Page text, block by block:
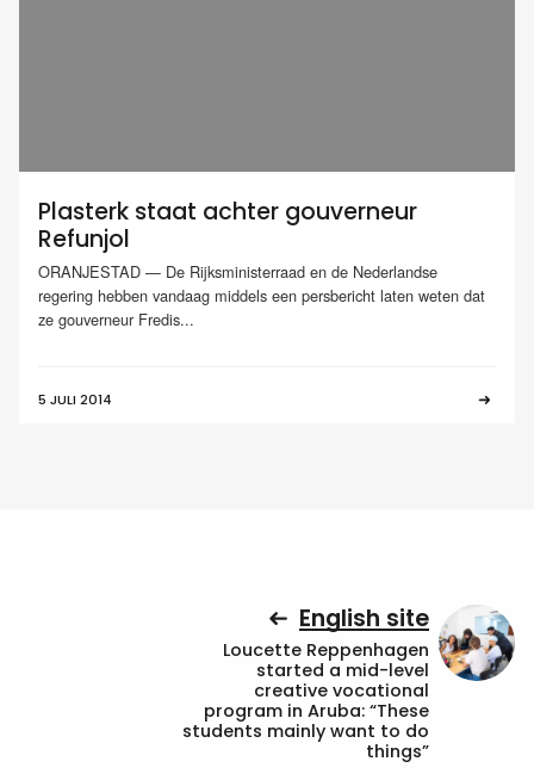
Plasterk staat achter gouverneur
Refunjol
ORANJESTAD — De Rijksministerraad en de Nederlandse
regering hebben vandaag middels een persbericht laten weten dat
ze gouverneur Fredis...
5 JULI 2014
English site
Loucette Reppenhagen
started a mid-level
creative vocational
program in Aruba: “These
students mainly want to do
things”